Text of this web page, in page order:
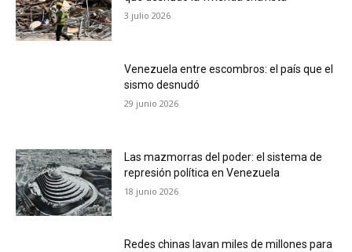
3 julio 2026
Venezuela entre escombros: el país que el
sismo desnudó
29 junio 2026
Las mazmorras del poder: el sistema de
represión política en Venezuela
18 junio 2026
Redes chinas lavan miles de millones para